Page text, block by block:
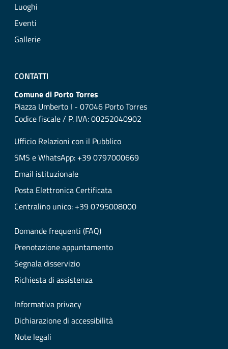
Luoghi
Eventi
Gallerie
CONTATTI
Comune di Porto Torres
Piazza Umberto I - 07046 Porto Torres
Codice fiscale / P. IVA: 00252040902
Ufficio Relazioni con il Pubblico
SMS e WhatsApp: +39 0797000669
Email istituzionale
Posta Elettronica Certificata
Centralino unico: +39 0795008000
Domande frequenti (FAQ)
Prenotazione appuntamento
Segnala disservizio
Richiesta di assistenza
Informativa privacy
Dichiarazione di accessibilità
Note legali